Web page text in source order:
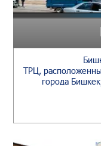
ТРЦ,
города